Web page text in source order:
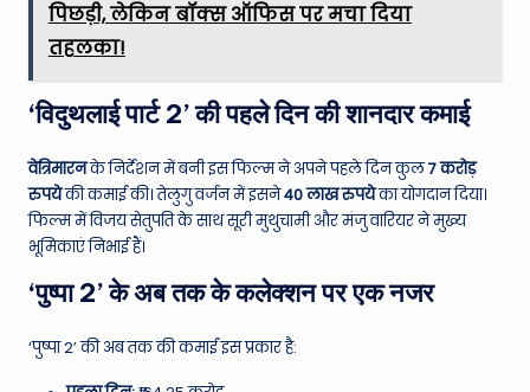
पिछड़ी, लेकिन बॉक्स ऑफिस पर मचा दिया
तहलका!
‘विदुथलाई पार्ट 2’ की पहले दिन की शानदार कमाई
वेत्रिमारनके निर्देशन में बनी इस फिल्म ने अपने पहले दिन कुल7 करोड़
रुपयेकी कमाई की। तेलुगु वर्जन में इसने40 लाख रुपयेका योगदान दिया।
फिल्म में विजय सेतुपति के साथ सूरी मुथुचामी और मंजु वारियर ने मुख्य
भूमिकाएं निभाई हैं।
‘पुष्पा 2’ के अब तक के कलेक्शन पर एक नजर
‘पुष्पा 2’ की अब तक की कमाई इस प्रकार है: